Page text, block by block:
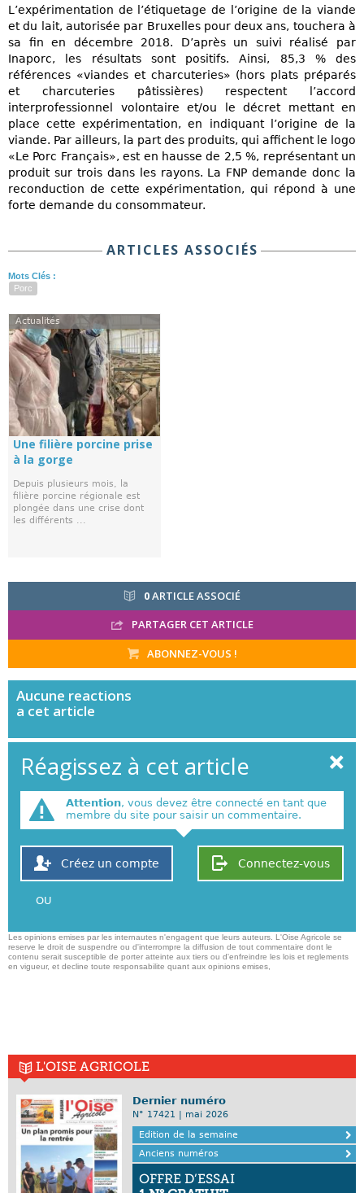
L’expérimentation de l’étiquetage de l’origine de la viande
et du lait, autorisée par Bruxelles pour deux ans, touchera à
sa fin en décembre 2018. D’après un suivi réalisé par
Inaporc, les résultats sont positifs. Ainsi, 85,3 % des
références «viandes et charcuteries» (hors plats préparés
et charcuteries pâtissières) respectent l’accord
interprofessionnel volontaire et/ou le décret mettant en
place cette expérimentation, en indiquant l’origine de la
viande. Par ailleurs, la part des produits, qui affichent le logo
«Le Porc Français», est en hausse de 2,5 %, représentant un
produit sur trois dans les rayons. La FNP demande donc la
reconduction de cette expérimentation, qui répond à une
forte demande du consommateur.
ARTICLES ASSOCIÉS
Mots Clés :
Porc
Actualités
Une filière porcine prise
à la gorge
Depuis plusieurs mois, la
filière porcine régionale est
plongée dans une crise dont
les différents ...
0ARTICLE ASSOCIÉ
PARTAGER CET ARTICLE
ABONNEZ-VOUS !
Aucune reactions
a cet article
Réagissez à cet article
Attention, vous devez être connecté en tant que
membre du site pour saisir un commentaire.
Connectez-vous
Créez un compte
OU
Les opinions emises par les internautes n'engagent que leurs auteurs. L'Oise Agricole se
reserve le droit de suspendre ou d'interrompre la diffusion de tout commentaire dont le
contenu serait susceptible de porter atteinte aux tiers ou d'enfreindre les lois et reglements
en vigueur, et decline toute responsabilite quant aux opinions emises,
L'OISE AGRICOLE
Dernier numéro
N° 17421 | mai 2026
Edition de la semaine
Anciens numéros
OFFRE D’ESSAI